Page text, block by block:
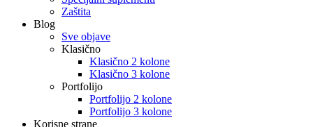
Zaštita
Blog
Sve objave
Klasično
Klasično 2 kolone
Klasično 3 kolone
Portfolijo
Portfolijo 2 kolone
Portfolijo 3 kolone
Korisne strane